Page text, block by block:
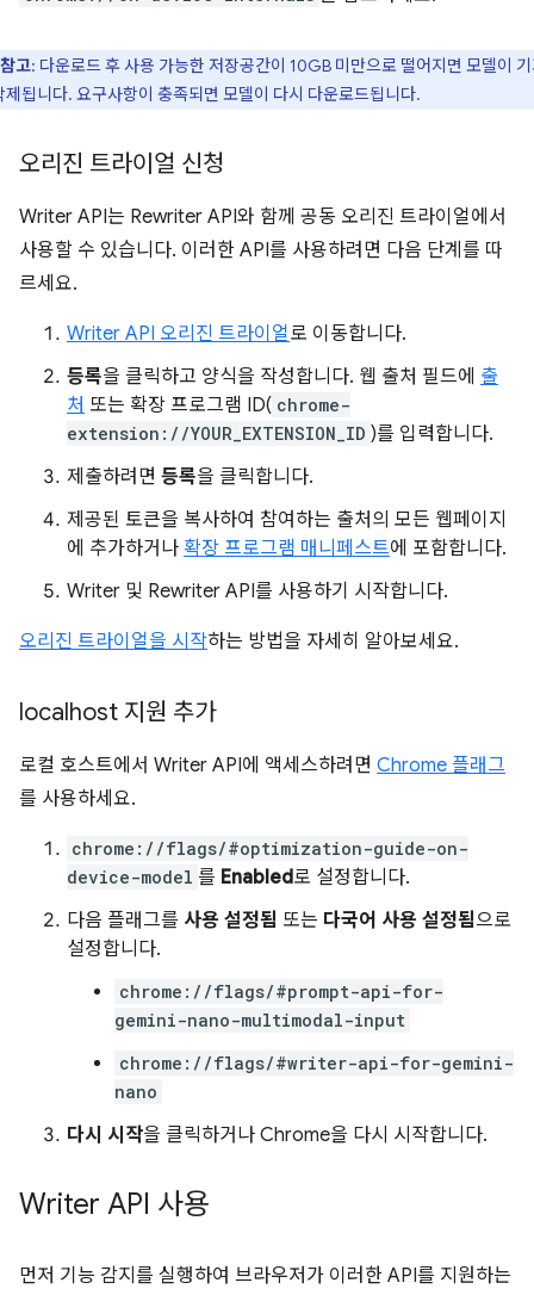
참고: 다운로드 후 사용 가능한 저장공간이 10GB 미만으로 떨어지면 모델이
제됩니다. 요구사항이 충족되면 모델이 다시 다운로드됩니다.
오리진 트라이얼 신청
Writer API는 Rewriter API와 함께 공동 오리진 트라이얼에서
사용할 수 있습니다. 이러한 API를 사용하려면 다음 단계를 따
르세요.
Writer API 오리진 트라이얼로 이동합니다.
등록을 클릭하고 양식을 작성합니다. 웹 출처 필드에 출
처 또는 확장 프로그램 ID( chrome-
extension://YOUR_EXTENSION_ID )를 입력합니다.
제출하려면 등록을 클릭합니다.
제공된 토큰을 복사하여 참여하는 출처의 모든 웹페이지
에 추가하거나 확장 프로그램 매니페스트에 포함합니다.
Writer 및 Rewriter API를 사용하기 시작합니다.
오리진 트라이얼을 시작하는 방법을 자세히 알아보세요.
localhost 지원 추가
로컬 호스트에서 Writer API에 액세스하려면 Chrome 플래그
를 사용하세요.
chrome://flags/#optimization-guide-on-
device-model 를 Enabled로 설정합니다.
다음 플래그를 사용 설정됨 또는 다국어 사용 설정됨으로
설정합니다.
chrome://flags/#prompt-api-for-
gemini-nano-multimodal-input
chrome://flags/#writer-api-for-gemini-
nano
다시 시작을 클릭하거나 Chrome을 다시 시작합니다.
Writer API 사용
먼저 기능 감지를 실행하여 브라우저가 이러한 API를 지원하는